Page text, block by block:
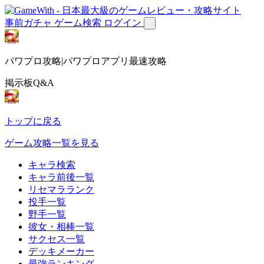
事前ガチャ ゲーム検索 ログイン
パワプロ攻略|パワプロアプリ最速攻略
掲示板Q&A
トップに戻る
ゲーム攻略一覧を見る
キャラ検索
キャラ前後一覧
リセマラランク
投手一覧
野手一覧
彼女・相棒一覧
サクセス一覧
デッキメーカー